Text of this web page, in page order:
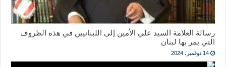
رسالة العلامة السيد علي الأمين إلى اللبنانيين في هذه الظروف
التي يمر بها لبنان
14 نوفمبر، 2024